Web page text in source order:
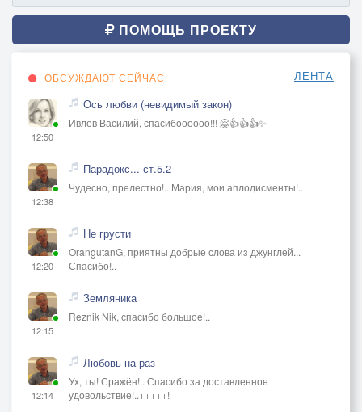
ПОМОЩЬ ПРОЕКТУ
ОБСУЖДАЮТ СЕЙЧАС ЛЕНТА
12:50
Ось любви (невидимый закон)
Ивлев Василий, спасибоооооо!!! 🤗👍👍👍✨
12:38
Парадокс... ст.5.2
Чудесно, прелестно!.. Мария, мои аплодисменты!..
12:20
Не грусти
OrangutanG, приятны добрые слова из джунглей...
Спасибо!..
12:15
Земляника
Reznik Nik, спасибо большое!..
12:14
Любовь на раз
Ух, ты! Сражён!.. Спасибо за доставленное
удовольствие!..+++++!